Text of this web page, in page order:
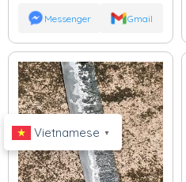
Messenger Gmail
Vietnamese ▼